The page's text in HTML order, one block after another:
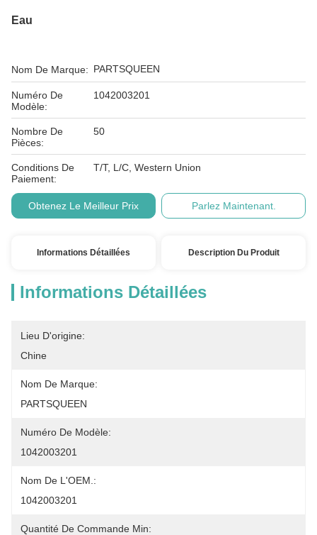
Eau
Nom De Marque: PARTSQUEEN
Numéro De
Modèle:
1042003201
Nombre De
Pièces:
50
Conditions De
Paiement:
T/T, L/C, Western Union
Obtenez Le Meilleur Prix Parlez Maintenant.
Informations Détaillées Description Du Produit
Informations Détaillées
Lieu D'origine:
Chine
Nom De Marque:
PARTSQUEEN
Numéro De Modèle:
1042003201
Nom De L'OEM.:
1042003201
Quantité De Commande Min: